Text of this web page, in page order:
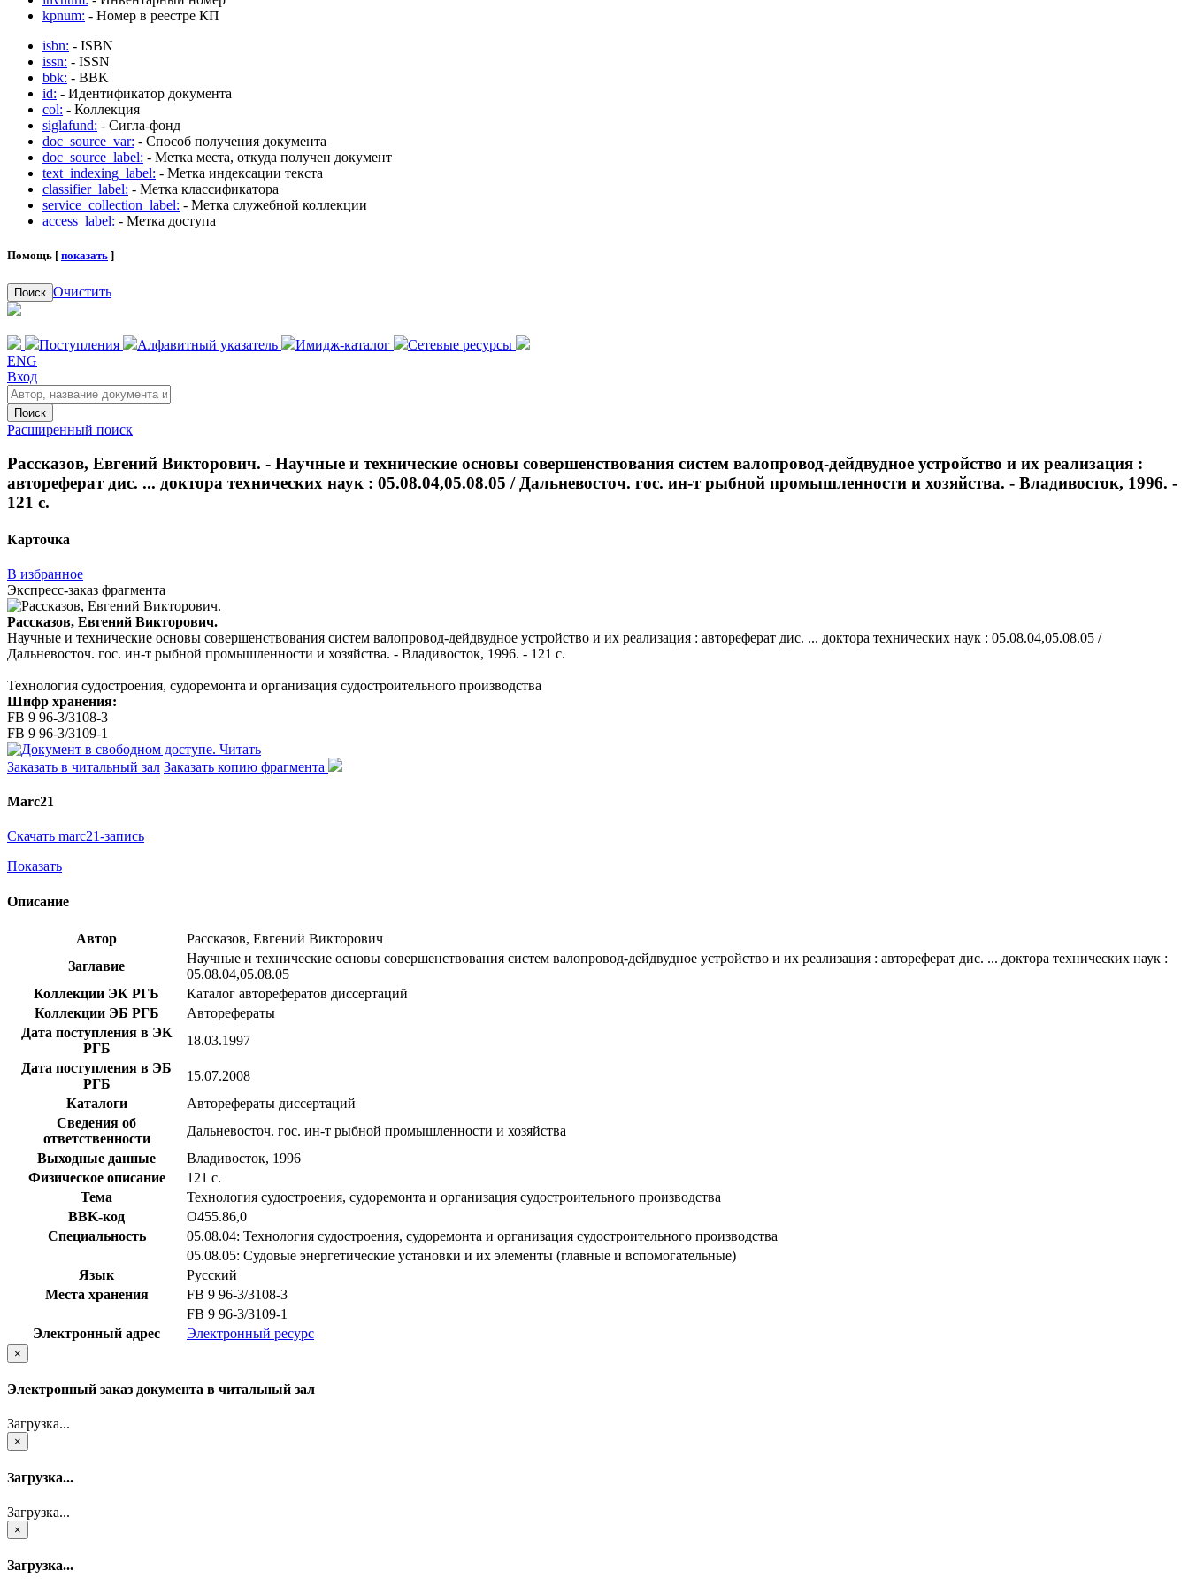
kpnum: - Номер в реестре КП
isbn: - ISBN
issn: - ISSN
bbk: - BBK
id: - Идентификатор документа
col: - Коллекция
siglafund: - Сигла-фонд
doc_source_var: - Способ получения документа
doc_source_label: - Метка места, откуда получен документ
text_indexing_label: - Метка индексации текста
classifier_label: - Метка классификатора
service_collection_label: - Метка служебной коллекции
access_label: - Метка доступа
Помощь [ показать ]
Поиск Очистить
Поступления Алфавитный указатель Имидж-каталог
Сетевые ресурсы
ENG
Вход
Поиск
Расширенный поиск
Рассказов, Евгений Викторович. - Научные и технические основы совершенствования систем валопровод-дейдвудное устройство и их реализация :
автореферат дис. ... доктора технических наук : 05.08.04,05.08.05 / Дальневосточ. гос. ин-т рыбной промышленности и хозяйства. - Владивосток, 1996. -
121 с.
Карточка
В избранное
Экспресс-заказ фрагмента
Рассказов, Евгений Викторович.
Научные и технические основы совершенствования систем валопровод-дейдвудное устройство и их реализация : автореферат дис. ... доктора технических наук : 05.08.04,05.08.05 /
Дальневосточ. гос. ин-т рыбной промышленности и хозяйства. - Владивосток, 1996. - 121 с.
Технология судостроения, судоремонта и организация судостроительного производства
Шифр хранения:
FB 9 96-3/3108-3
FB 9 96-3/3109-1
Читать
Заказать в читальный зал Заказать копию фрагмента
Marc21
Скачать marc21-запись
Показать
Описание
Автор
Рассказов, Евгений Викторович
Заглавие
Научные и технические основы совершенствования систем валопровод-дейдвудное устройство и их реализация : автореферат дис. ... доктора технических наук :
05.08.04,05.08.05
Коллекции ЭК РГБ
Каталог авторефератов диссертаций
Коллекции ЭБ РГБ
Авторефераты
Дата поступления в ЭК
РГБ
18.03.1997
Дата поступления в ЭБ
РГБ
15.07.2008
Каталоги
Авторефераты диссертаций
Сведения об
ответственности
Дальневосточ. гос. ин-т рыбной промышленности и хозяйства
Выходные данные
Владивосток, 1996
Физическое описание
121 с.
Тема
Технология судостроения, судоремонта и организация судостроительного производства
BBK-код
О455.86,0
Специальность
05.08.04: Технология судостроения, судоремонта и организация судостроительного производства
05.08.05: Судовые энергетические установки и их элементы (главные и вспомогательные)
Язык
Русский
Места хранения
FB 9 96-3/3108-3
FB 9 96-3/3109-1
Электронный адрес
Электронный ресурс
×
Электронный заказ документа в читальный зал
Загрузка...
×
Загрузка...
Загрузка...
×
Загрузка...